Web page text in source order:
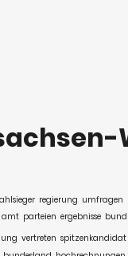
regierung umfragen
amt parteien ergebnisse bund
vertreten spitzenkandidat